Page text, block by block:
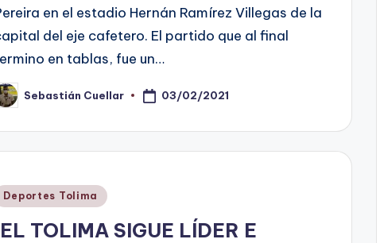
en el estadio Hernán Ramírez Villegas de la
del eje cafetero. El partido que al final
en tablas, fue un…
Sebastián Cuellar 03/02/2021
Deportes Tolima
TOLIMA SIGUE LÍDER E